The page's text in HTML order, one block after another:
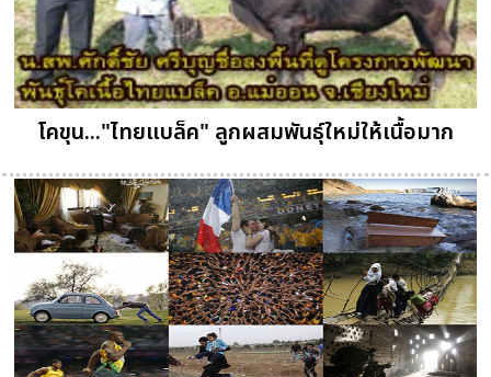
โคขุน..."ไทยแบล็ค" ลูกผสมพันธุ์ใหม่ให้เนื้อมาก